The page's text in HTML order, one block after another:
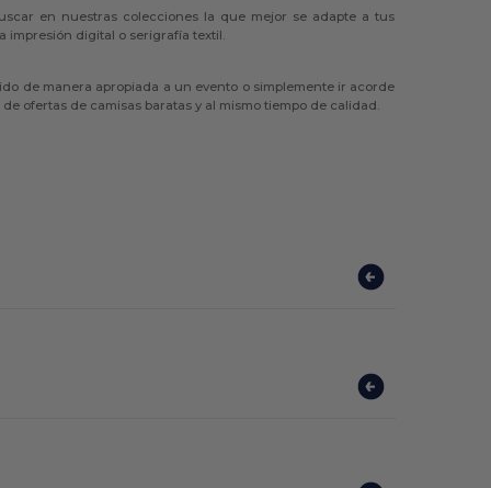
en nuestras colecciones la que mejor se adapte a tus
impresión digital o serigrafía textil.
de manera apropiada a un evento o simplemente ir acorde
ofertas de camisas baratas y al mismo tiempo de calidad.